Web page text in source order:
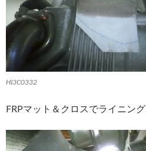
HI3C0332
FRPマット＆クロスでライニング